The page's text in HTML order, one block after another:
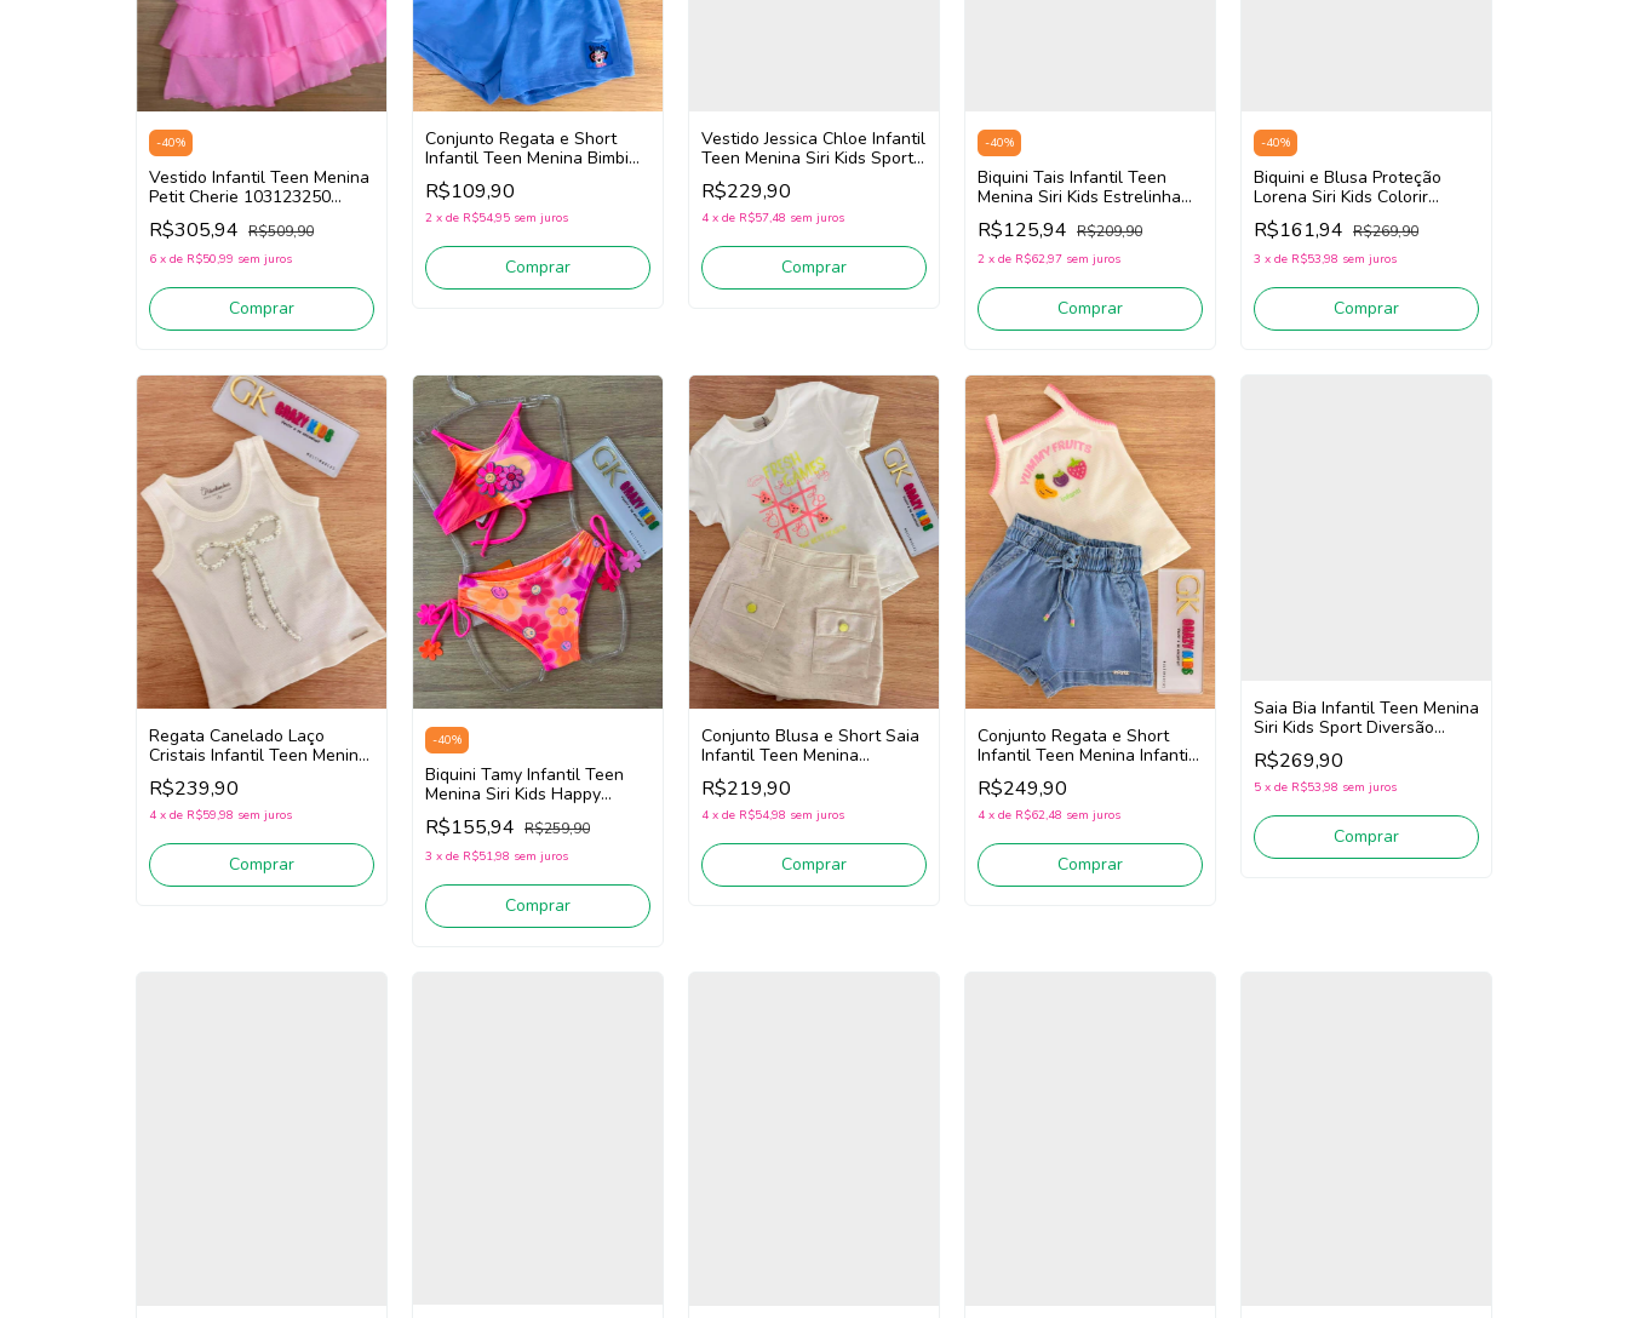
-40%
Vestido Infantil Teen Menina
Petit Cherie 103123250
(Rosa)
R$305,94 R$509,90
6 x de R$50,99 sem juros
Comprar
Conjunto Regata e Short
Infantil Teen Menina Bimbi
Fb117 (Azul)
R$109,90
2 x de R$54,95 sem juros
Comprar
Vestido Jessica Chloe Infantil
Teen Menina Siri Kids Sport
Dança 44760 (Azul)
R$229,90
4 x de R$57,48 sem juros
Comprar
-40%
Biquini Tais Infantil Teen
Menina Siri Kids Estrelinha
40182 (Verde/Rosa)
R$125,94 R$209,90
2 x de R$62,97 sem juros
Comprar
-40%
Biquini e Blusa Proteção
Lorena Siri Kids Colorir
40267 (Rosa/Laranja)
R$161,94 R$269,90
3 x de R$53,98 sem juros
Comprar
Regata Canelado Laço
Cristais Infantil Teen Menina
Pituchinhus 30716 (Off
White)
R$239,90
4 x de R$59,98 sem juros
Comprar
-40%
Biquini Tamy Infantil Teen
Menina Siri Kids Happy
Flower 40032 (Rosa/Laranja)
R$155,94 R$259,90
3 x de R$51,98 sem juros
Comprar
Conjunto Blusa e Short Saia
Infantil Teen Menina
Vic.Vicky 96845 (Off
White/Bege Claro)
R$219,90
4 x de R$54,98 sem juros
Comprar
Conjunto Regata e Short
Infantil Teen Menina Infanti
95563 (Off) White/Jeans)
R$249,90
4 x de R$62,48 sem juros
Comprar
Saia Bia Infantil Teen Menina
Siri Kids Sport Diversão
44749 (Preto)
R$269,90
5 x de R$53,98 sem juros
Comprar